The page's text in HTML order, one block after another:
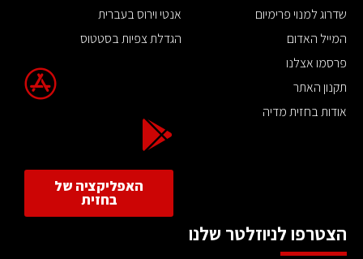
שדרוג למנוי פרימיום
המייל האדום
פרסמו אצלנו
תקנון האתר
אודות בחזית מדיה
אנטי וירוס בעברית
הגדלת צפיות בסטטוס
האפליקציה של
בחזית
הצטרפו לניוזלטר שלנו